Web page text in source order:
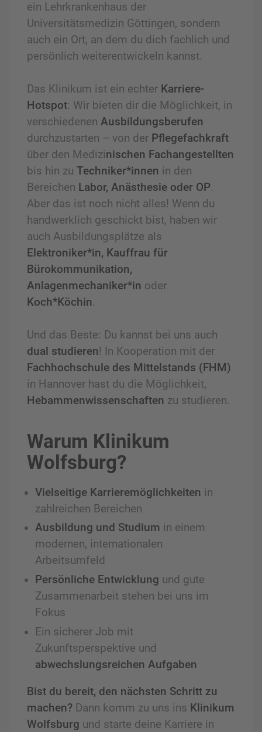
ein Lehrkrankenhaus der
Universitätsmedizin Göttingen, sondern
auch ein Ort, an dem du dich fachlich und
persönlich weiterentwickeln kannst.
Das Klinikum ist ein echter Karriere-
Hotspot: Wir bieten dir die Möglichkeit, in
verschiedenen Ausbildungsberufen
durchzustarten – von der Pflegefachkraft
über den Medizinischen Fachangestellten
bis hin zu Techniker*innen in den
Bereichen Labor, Anästhesie oder OP.
Aber das ist noch nicht alles! Wenn du
handwerklich geschickt bist, haben wir
auch Ausbildungsplätze als
Elektroniker*in, Kauffrau für
Bürokommunikation,
Anlagenmechaniker*in oder
Koch*Köchin.
Und das Beste: Du kannst bei uns auch
dual studieren! In Kooperation mit der
Fachhochschule des Mittelstands (FHM)
in Hannover hast du die Möglichkeit,
Hebammenwissenschaften zu studieren.
Warum Klinikum
Wolfsburg?
Vielseitige Karrieremöglichkeiten in
zahlreichen Bereichen
Ausbildung und Studium in einem
modernen, internationalen
Arbeitsumfeld
Persönliche Entwicklung und gute
Zusammenarbeit stehen bei uns im
Fokus
Ein sicherer Job mit
Zukunftsperspektive und
abwechslungsreichen Aufgaben
Bist du bereit, den nächsten Schritt zu
machen? Dann komm zu uns ins Klinikum
Wolfsburg und starte deine Karriere in